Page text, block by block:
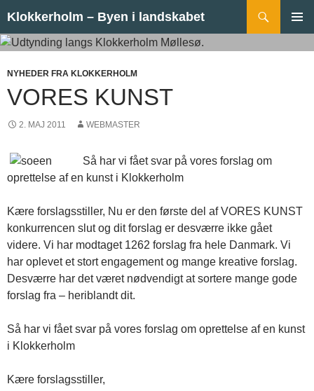
Klokkerholm – Byen i landskabet
NYHEDER FRA KLOKKERHOLM
VORES KUNST
2. MAJ 2011 WEBMASTER
Så har vi fået svar på vores forslag om
oprettelse af en kunst i Klokkerholm
Kære forslagsstiller, Nu er den første del af VORES KUNST
konkurrencen slut og dit forslag er desværre ikke gået
videre. Vi har modtaget 1262 forslag fra hele Danmark. Vi
har oplevet et stort engagement og mange kreative forslag.
Desværre har det været nødvendigt at sortere mange gode
forslag fra – heriblandt dit.
Så har vi fået svar på vores forslag om oprettelse af en kunst
i Klokkerholm
Kære forslagsstiller,